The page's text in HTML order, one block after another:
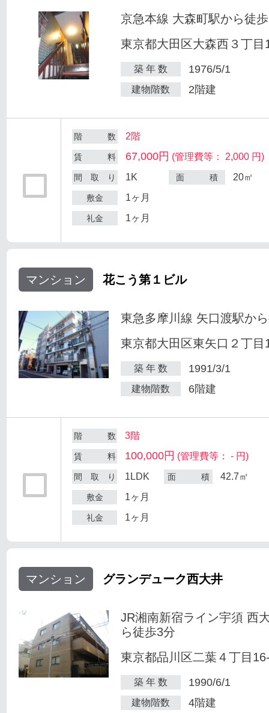
京急本線 大森町駅から徒
東京都大田区大森西３丁目
築 年 数 1976/5/1
建物階数 2階建
階 数 2階
賃 料 67,000円 (管理費等： 2,000 円)
間 取 り 1K 面 積 20㎡
敷金 1ヶ月
礼金 1ヶ月
マンション 花こう第１ビル
東急多摩川線 矢口渡駅か
東京都大田区東矢口２丁目
築 年 数 1991/3/1
建物階数 6階建
階 数 3階
賃 料 100,000円 (管理費等： - 円)
間 取 り 1LDK 面 積 42.7㎡
敷金 1ヶ月
礼金 1ヶ月
マンション グランデューク西大井
JR湘南新宿ライン宇須 西
ら徒歩3分
東京都品川区二葉４丁目
築 年 数 1990/6/1
建物階数 4階建